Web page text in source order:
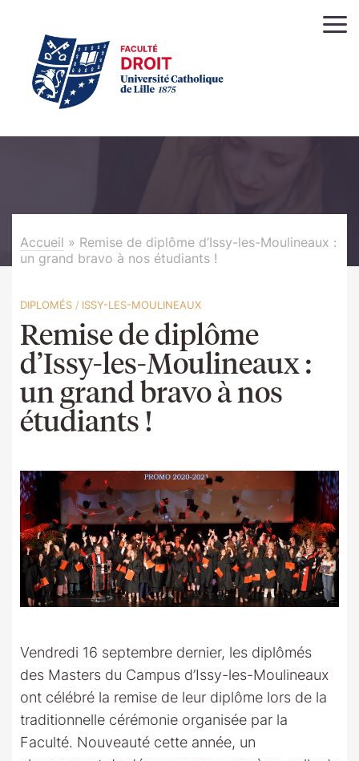
Accueil » Remise de diplôme d’Issy-les-Moulineaux :
un grand bravo à nos étudiants !
DIPLOMÉS / ISSY-LES-MOULINEAUX
Remise de diplôme
d’Issy-les-Moulineaux :
un grand bravo à nos
étudiants !
Vendredi 16 septembre dernier, les diplômés
des Masters du Campus d’Issy-les-Moulineaux
ont célébré la remise de leur diplôme lors de la
traditionnelle cérémonie organisée par la
Faculté. Nouveauté cette année, un